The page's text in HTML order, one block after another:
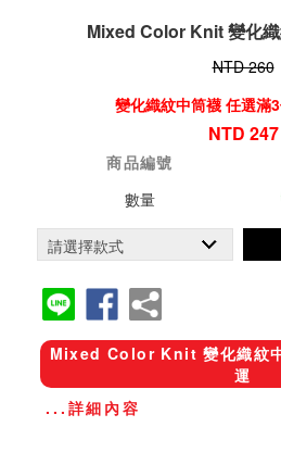
Mixed Color Knit 變化
NTD 260
變化織紋中筒襪 任選滿
NTD 247
商品編號
數量
Mixed Color Knit 變化織紋
運
...詳細內容